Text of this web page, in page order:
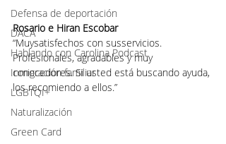
Defensa de deportación
DACA
Hablando con Carolina Podcast
Inmigración familiar
LGBTQI+
Naturalización
Green Card
Rosario e Hiran Escobar
“Muysatisfechos con susservicios.
Profesionales, agradables y muy
conocedores. Si usted está buscando ayuda,
los recomiendo a ellos.”